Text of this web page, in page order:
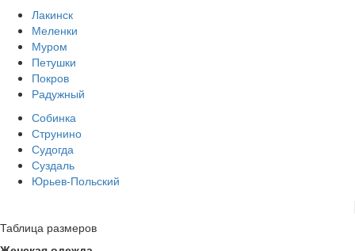
Лакинск
Меленки
Муром
Петушки
Покров
Радужный
Собинка
Струнино
Судогда
Суздаль
Юрьев-Польский
Таблица размеров